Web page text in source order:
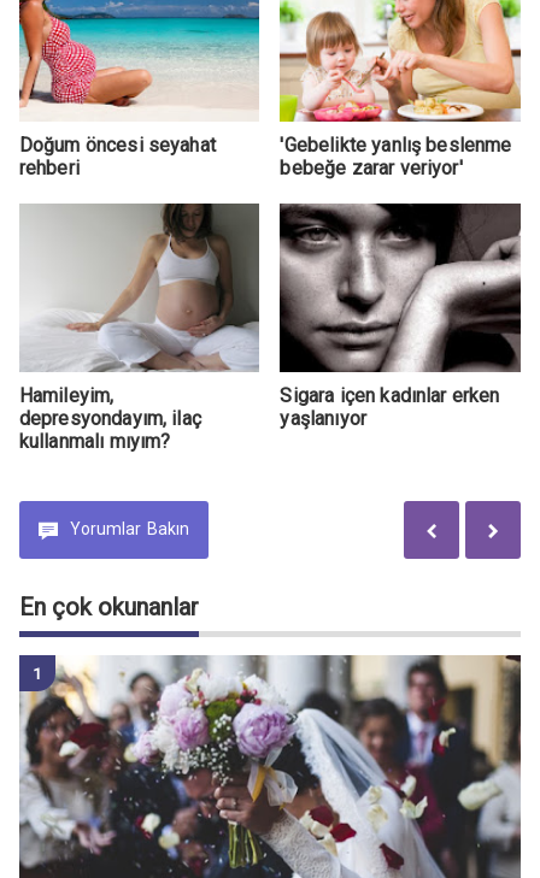
Doğum öncesi seyahat
rehberi
'Gebelikte yanlış beslenme
bebeğe zarar veriyor'
Hamileyim,
depresyondayım, ilaç
kullanmalı mıyım?
Sigara içen kadınlar erken
yaşlanıyor
Yorumlar Bakın
En çok okunanlar